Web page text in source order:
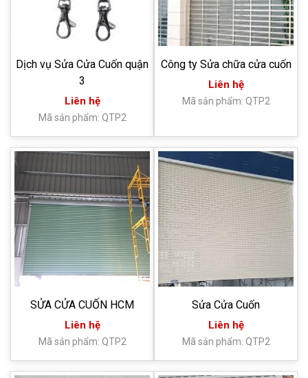
Dịch vụ Sửa Cửa Cuốn quận
3
Liên hệ
Mã sản phẩm: QTP2
Công ty Sửa chữa cửa cuốn
Liên hệ
Mã sản phẩm: QTP2
SỬA CỬA CUỐN HCM
Liên hệ
Mã sản phẩm: QTP2
Sửa Cửa Cuốn
Liên hệ
Mã sản phẩm: QTP2